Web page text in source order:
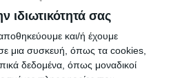
ιδιωτικότητά σας
και/ή έχουμε
μια συσκευή, όπως τα cookies,
δεδομένα, όπως μοναδικοί
άλλες αφύσικες ιστορίες
Κατόπιν παραγγελίας